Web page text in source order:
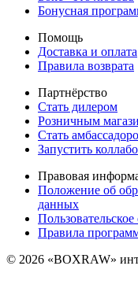
Бонусная
Помощь
Доставка и оплата
Правила возврата
Партнёрство
Стать дилером
Розничным
Стать
Запустить
Правовая
Положение об
данных
Правила
© 2026 «BOXRAW»